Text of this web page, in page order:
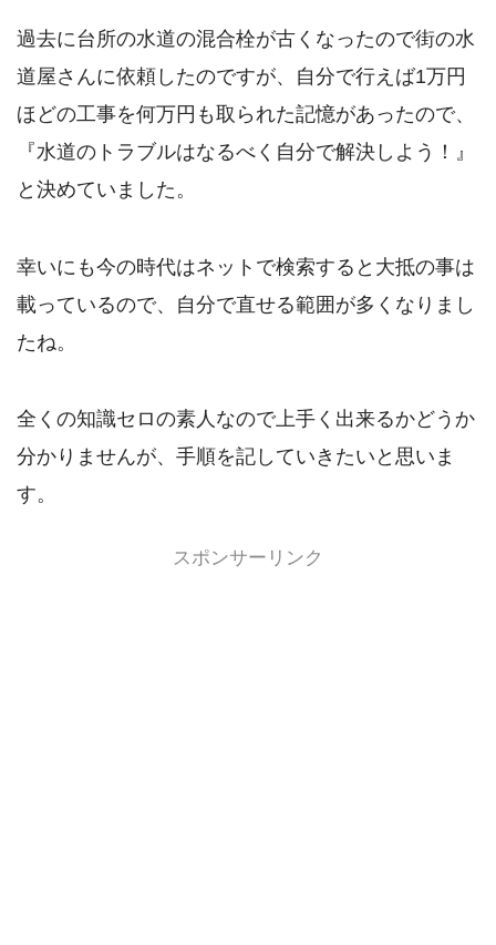
過去に台所の水道の混合栓が古くなったので街の水
道屋さんに依頼したのですが、自分で行えば1万円
ほどの工事を何万円も取られた記憶があったので、
『水道のトラブルはなるべく自分で解決しよう！』
と決めていました。
幸いにも今の時代はネットで検索すると大抵の事は
載っているので、自分で直せる範囲が多くなりまし
たね。
全くの知識セロの素人なので上手く出来るかどうか
分かりませんが、手順を記していきたいと思いま
す。
スポンサーリンク